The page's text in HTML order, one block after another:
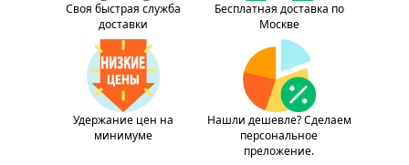
Своя быстрая служба
доставки
Бесплатная доставка по
Москве
Удержание цен на
минимуме
Нашли дешевле? Сделаем
персональное
преложение.